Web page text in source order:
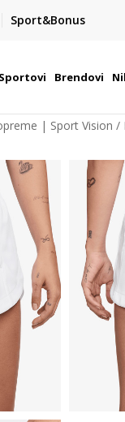
Sport&Bonus
490-400
- 16h
Sportovi Brendovi
| Sport Vision